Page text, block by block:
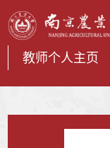
教师个人主页